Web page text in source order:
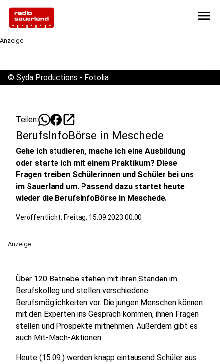
menu
Anzeige
© Syda Productions - Fotolia
Teilen: open_in_new
BerufsInfoBörse in Meschede
Gehe ich studieren, mache ich eine Ausbildung
oder starte ich mit einem Praktikum? Diese
Fragen treiben Schülerinnen und Schüler bei uns
im Sauerland um. Passend dazu startet heute
wieder die BerufsInfoBörse in Meschede.
Veröffentlicht: Freitag, 15.09.2023 00:00
Anzeige
Über 120 Betriebe stehen mit ihren Ständen im
Berufskolleg und stellen verschiedene
Berufsmöglichkeiten vor. Die jungen Menschen können
mit den Experten ins Gespräch kommen, ihnen Fragen
stellen und Prospekte mitnehmen. Außerdem gibt es
auch Mit-Mach-Aktionen.
Heute (15.09.) werden knapp eintausend Schüler aus